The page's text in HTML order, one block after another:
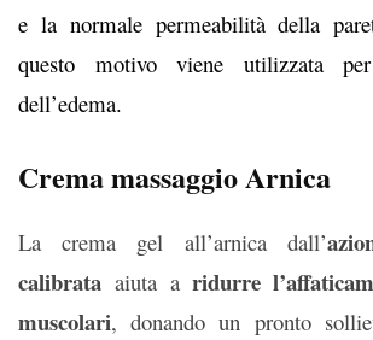
e la normale permeabilità della
questo motivo viene utilizzata
dell’edema.
Crema massaggio Arnica
La crema gel all’arnica dall’
calibrata aiuta a ridurre
muscolari, donando un pronto